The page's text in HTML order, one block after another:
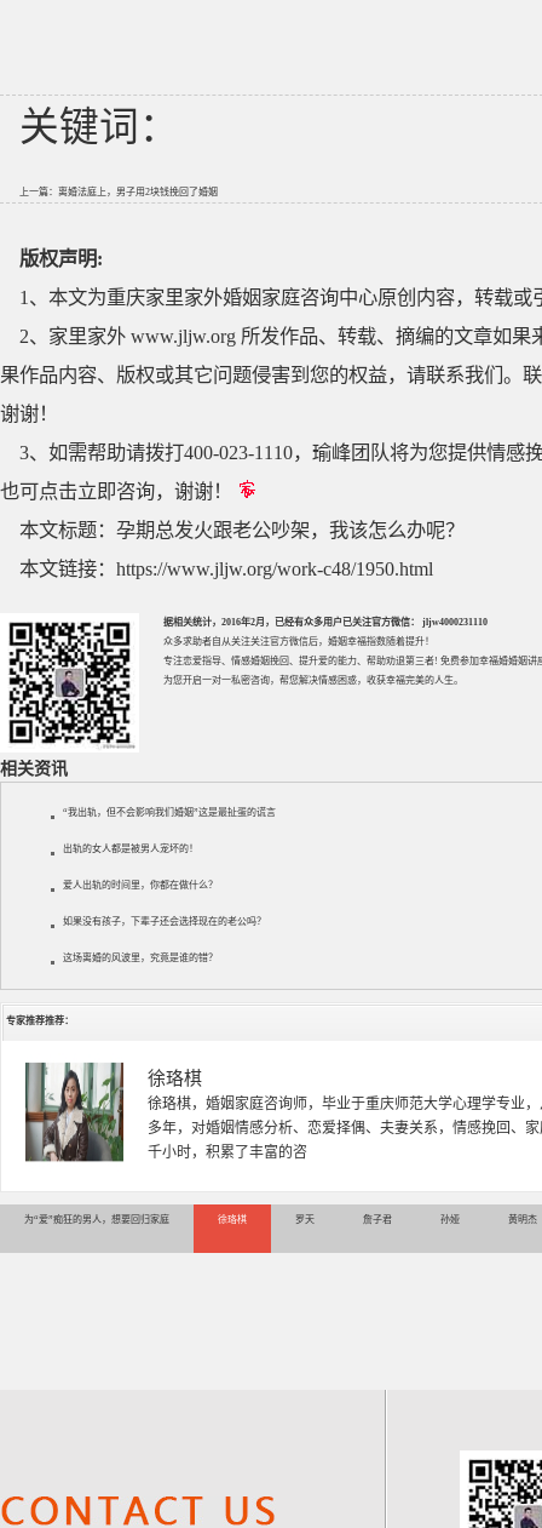
关键词：
上一篇： 离婚法庭上，男子用2块钱挽回了婚姻
版权声明:
1、本文为重庆家里家外婚姻家庭咨询中心原创内容，转载
2、家里家外 www.jljw.org 所发作品、转载、摘编的文章如
果作品内容、版权或其它问题侵害到您的权益，请联系我们。
谢谢！
3、如需帮助请拨打400-023-1110，瑜峰团队将为您提供情
也可点击立即咨询，谢谢！
本文标题： 孕期总发火跟老公吵架，我该怎么办呢？
本文链接： https://www.jljw.org/work-c48/1950.html
据相关统计，2016年2月，已经有众多用户已关注官方微信： jljw4000231110
众多求助者自从关注关注官方微信后，婚姻幸福指数随着提升！
专注恋爱指导、 情感婚姻挽回 、提升爱的能力、帮助劝退第三者! 免费参加幸福婚婚姻讲
为您开启一对一私密咨询，帮您解决情感困惑，收获幸福完美的人生。
相关资讯
“我出轨，但不会影响我们婚姻”这是最扯蛋的谎言
出轨的女人都是被男人宠坏的！
爱人出轨的时间里，你都在做什么？
如果没有孩子，下辈子还会选择现在的老公吗？
这场离婚的风波里，究竟是谁的错？
专家推荐推荐：
徐珞棋
徐珞棋，婚姻家庭咨询师，毕业于重庆师范大学心理学专业
多年，对婚姻情感分析、恋爱择偶、夫妻关系，情感挽回、
千小时，积累了丰富的咨
为“爱”痴狂的男人，想要回归家庭 徐珞棋 罗天 詹子君 孙娅 黄明杰